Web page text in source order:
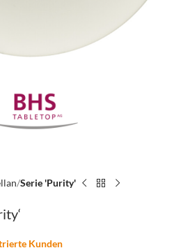
Serie 'Purity'
Kunden